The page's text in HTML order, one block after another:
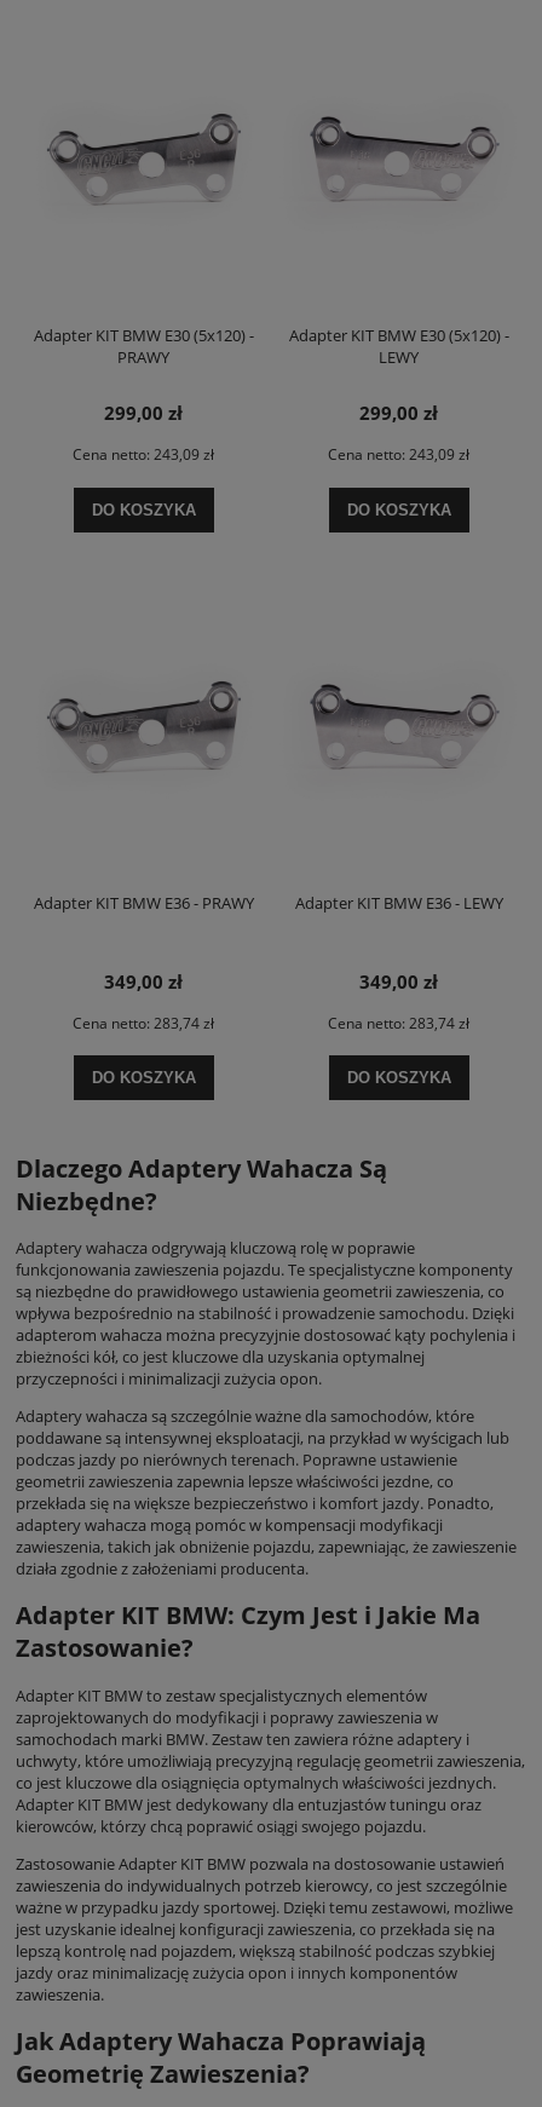
Adapter KIT BMW E30 (5x120) -
PRAWY
299,00 zł
Cena netto: 243,09 zł
DO KOSZYKA
Adapter KIT BMW E30 (5x120) -
LEWY
299,00 zł
Cena netto: 243,09 zł
DO KOSZYKA
Adapter KIT BMW E36 - PRAWY
349,00 zł
Cena netto: 283,74 zł
DO KOSZYKA
Adapter KIT BMW E36 - LEWY
349,00 zł
Cena netto: 283,74 zł
DO KOSZYKA
Dlaczego Adaptery Wahacza Są
Niezbędne?
Adaptery wahacza odgrywają kluczową rolę w poprawie
funkcjonowania zawieszenia pojazdu. Te specjalistyczne komponenty
są niezbędne do prawidłowego ustawienia geometrii zawieszenia, co
wpływa bezpośrednio na stabilność i prowadzenie samochodu. Dzięki
adapterom wahacza można precyzyjnie dostosować kąty pochylenia i
zbieżności kół, co jest kluczowe dla uzyskania optymalnej
przyczepności i minimalizacji zużycia opon.
Adaptery wahacza są szczególnie ważne dla samochodów, które
poddawane są intensywnej eksploatacji, na przykład w wyścigach lub
podczas jazdy po nierównych terenach. Poprawne ustawienie
geometrii zawieszenia zapewnia lepsze właściwości jezdne, co
przekłada się na większe bezpieczeństwo i komfort jazdy. Ponadto,
adaptery wahacza mogą pomóc w kompensacji modyfikacji
zawieszenia, takich jak obniżenie pojazdu, zapewniając, że zawieszenie
działa zgodnie z założeniami producenta.
Adapter KIT BMW: Czym Jest i Jakie Ma
Zastosowanie?
Adapter KIT BMW to zestaw specjalistycznych elementów
zaprojektowanych do modyfikacji i poprawy zawieszenia w
samochodach marki BMW. Zestaw ten zawiera różne adaptery i
uchwyty, które umożliwiają precyzyjną regulację geometrii zawieszenia,
co jest kluczowe dla osiągnięcia optymalnych właściwości jezdnych.
Adapter KIT BMW jest dedykowany dla entuzjastów tuningu oraz
kierowców, którzy chcą poprawić osiągi swojego pojazdu.
Zastosowanie Adapter KIT BMW pozwala na dostosowanie ustawień
zawieszenia do indywidualnych potrzeb kierowcy, co jest szczególnie
ważne w przypadku jazdy sportowej. Dzięki temu zestawowi, możliwe
jest uzyskanie idealnej konfiguracji zawieszenia, co przekłada się na
lepszą kontrolę nad pojazdem, większą stabilność podczas szybkiej
jazdy oraz minimalizację zużycia opon i innych komponentów
zawieszenia.
Jak Adaptery Wahacza Poprawiają
Geometrię Zawieszenia?